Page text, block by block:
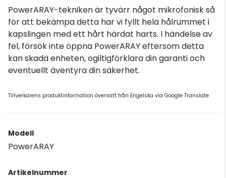
PowerARAY-tekniken är tyvärr något mikrofonisk så
för att bekämpa detta har vi fyllt hela hålrummet i
kapslingen med ett hårt härdat harts. I händelse av
fel, försök inte öppna PowerARAY eftersom detta
kan skada enheten, ogiltigförklara din garanti och
eventuellt äventyra din säkerhet.
Tillverkarens produktinformation översatt från Engelska via Google Translate
Modell
PowerARAY
Artikelnummer